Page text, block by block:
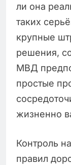
ли она
таких
крупные
решения,
МВД
простые
жизненно
Контроль
правил